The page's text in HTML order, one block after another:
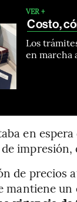
VER +
Costo,
Los
en marcha
en
de precios
mantiene un